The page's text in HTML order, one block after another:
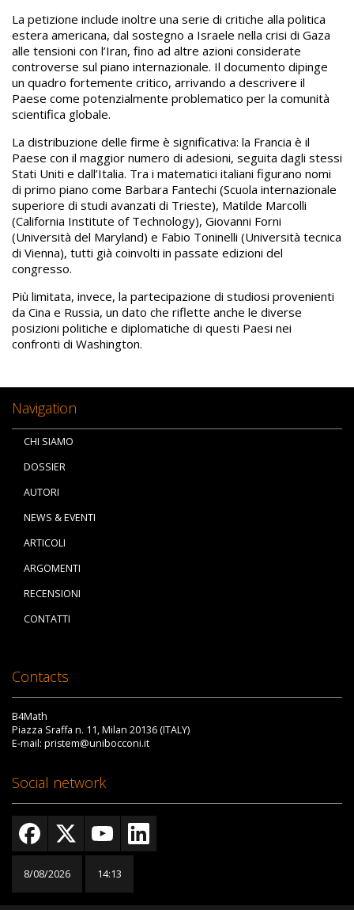
La petizione include inoltre una serie di critiche alla politica
estera americana, dal sostegno a Israele nella crisi di Gaza
alle tensioni con l’Iran, fino ad altre azioni considerate
controverse sul piano internazionale. Il documento dipinge
un quadro fortemente critico, arrivando a descrivere il
Paese come potenzialmente problematico per la comunità
scientifica globale.
La distribuzione delle firme è significativa: la Francia è il
Paese con il maggior numero di adesioni, seguita dagli stessi
Stati Uniti e dall’Italia. Tra i matematici italiani figurano nomi
di primo piano come Barbara Fantechi (Scuola internazionale
superiore di studi avanzati di Trieste), Matilde Marcolli
(California Institute of Technology), Giovanni Forni
(Università del Maryland) e Fabio Toninelli (Università tecnica
di Vienna), tutti già coinvolti in passate edizioni del
congresso.
Più limitata, invece, la partecipazione di studiosi provenienti
da Cina e Russia, un dato che riflette anche le diverse
posizioni politiche e diplomatiche di questi Paesi nei
confronti di Washington.
Navigation
CHI SIAMO
DOSSIER
AUTORI
NEWS & EVENTI
ARTICOLI
ARGOMENTI
RECENSIONI
CONTATTI
Contacts
B4Math
Piazza Sraffa n. 11, Milan 20136 (ITALY)
E-mail: pristem@unibocconi.it
Social network
8/08/2026 14:13